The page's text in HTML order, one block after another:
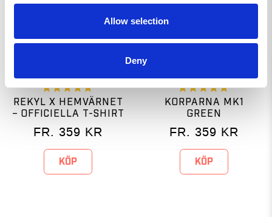
Allow selection
Deny
REKYL X HEMVÄRNET
– OFFICIELLA T-SHIRT
FR. 359 KR
KÖP
KORPARNA MK1
GREEN
FR. 359 KR
KÖP